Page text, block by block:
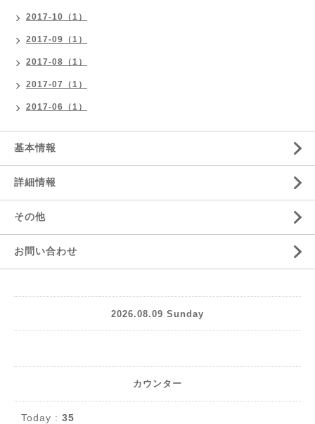
2017-10（1）
2017-09（1）
2017-08（1）
2017-07（1）
2017-06（1）
基本情報
詳細情報
その他
お問い合わせ
2026.08.09 Sunday
カウンター
Today : 35